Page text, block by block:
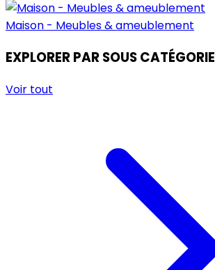
Maison - Meubles & ameublement
EXPLORER PAR SOUS CATÉGORIE
Voir tout